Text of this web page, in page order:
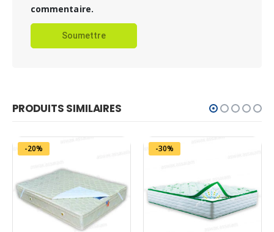
commentaire.
PRODUITS SIMILAIRES
-20% -30%